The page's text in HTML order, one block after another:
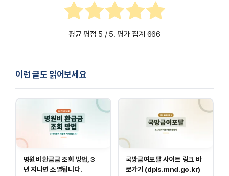
평균 평점 5 / 5. 평가 집계 666
이런 글도 읽어보세요
병원비 환급금 조회 방법, 3
년 지나면 소멸됩니다.
국방급여포탈 사이트 링크 바
로가기 (dpis.mnd.go.kr)